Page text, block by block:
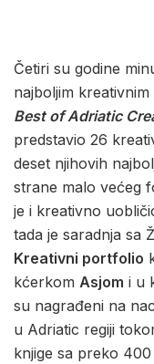
Četiri su godine
najboljim
Best of Adriatic
predstavio 26
deset njihovih
strane malo većeg
je i kreativno
tada je saradnja sa
Kreativni portfolio
kćerkom Asjom i u
su nagrađeni na
u Adriatic regiji
knjige sa preko